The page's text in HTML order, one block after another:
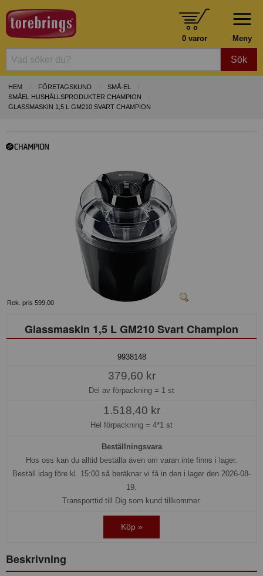
Meny
0 varor
Sök
HEM FÖRETAGSKUND
SMÅ-EL
SMÅEL HUSHÅLLSPRODUKTER CHAMPION
GLASSMASKIN 1,5 L GM210 SVART CHAMPION
Rek. pris 599,00
Glassmaskin 1,5 L GM210 Svart Champion
9938148
379,60 kr
Del av förpackning = 1 st
1.518,40 kr
Hel förpackning = 4*1 st
Beställningsvara
Hos oss kan du alltid beställa även om varan inte finns i lager.
Beställ idag före kl. 15:00 så beräknar vi få in den i lager den 2026-08-
19.
Transporttid till Dig som kund tillkommer.
Köp »
Beskrivning